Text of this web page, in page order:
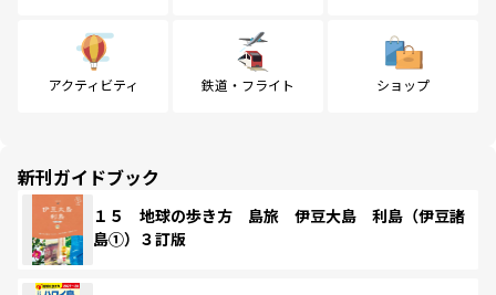
アクティビティ 鉄道・フライト ショップ
新刊ガイドブック
１５ 地球の歩き方 島旅 伊豆大島 利島（伊豆諸
島①）３訂版